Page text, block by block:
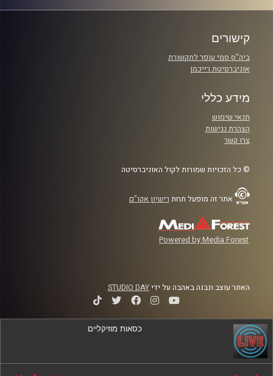
קישורים
ביה"ס סמי עופר לתקשורת
אוניברסיטת רייכמן
מידע כללי
תנאי שימוש
הצהרת נגישות
צרו קשר
© כל הזכויות שמורות לקול האוניברסיטה
אתר זה מופעל תחת רישיון אקו"ם
Powered by Media Forest
האתר עוצב ונבנה באהבה על ידיSTUDIO DAY
כסאות מוזיקליים